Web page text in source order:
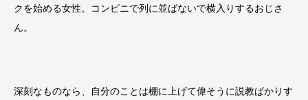
クを始める女性。コンビニで列に並ばないで横入りするおじさ
ん。
深刻なものなら、自分のことは棚に上げて偉そうに説教ばかりす